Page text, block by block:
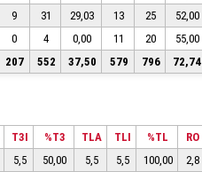
9 31 29,03 13 25 52,00
0 4 0,00 11 20 55,00
207 552 37,50 579 796 72,74
T3I %T3 TLA TLI %TL RO
5,5 50,00 5,5 5,5 100,00 2,8